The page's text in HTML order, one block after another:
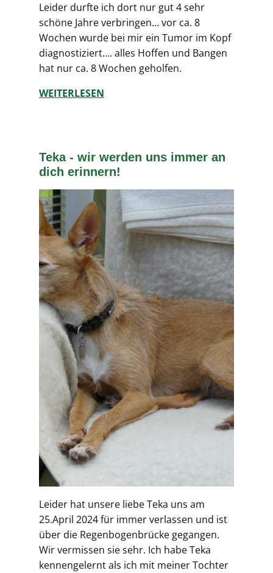
Leider durfte ich dort nur gut 4 sehr
schöne Jahre verbringen… vor ca. 8
Wochen wurde bei mir ein Tumor im Kopf
diagnostiziert…. alles Hoffen und Bangen
hat nur ca. 8 Wochen geholfen.
WEITERLESEN
Teka - wir werden uns immer an
dich erinnern!
Leider hat unsere liebe Teka uns am
25.April 2024 für immer verlassen und ist
über die Regenbogenbrücke gegangen.
Wir vermissen sie sehr. Ich habe Teka
kennengelernt als ich mit meiner Tochter